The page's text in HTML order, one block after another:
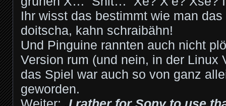
Ihr wisst das bestimmt wie man
doitscha, kahn schraibähn!
Und Pinguine rannten auch nicht
Version rum (und nein, in der Linux
das Spiel war auch so von ganz
geworden.